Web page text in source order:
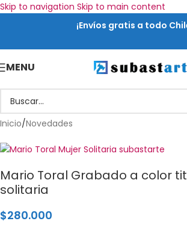
Skip to navigation Skip to main content
¡Envíos gratis a todo
MENU
Inicio/Novedades
Mario Toral Grabado a color
solitaria
$280.000